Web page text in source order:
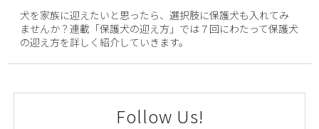
犬を家族に迎えたいと思ったら、選択肢に保護犬も入れてみ
ませんか？連載「保護犬の迎え方」では７回にわたって保護犬
の迎え方を詳しく紹介していきます。
Follow Us!